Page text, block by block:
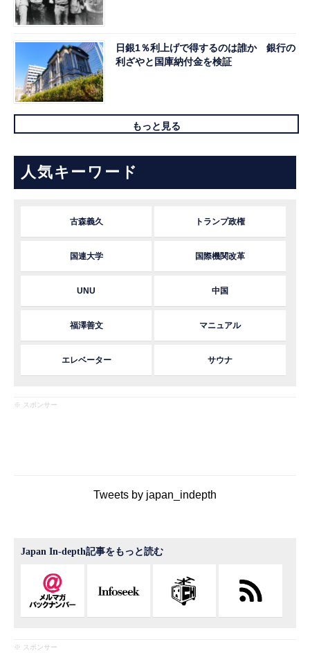
日銀1％利上げで得するのは誰か 銀行の
利ざやと国庫納付金を検証
もっと見る
人気キーワード
古森義久 トランプ政権
国連大学 国際機関改革
UNU 中国
福澤善文 マニュアル
エレベーター サウナ
※ スポンサー
Tweets by japan_indepth
Japan In-depth記事をもっと読む
※ スポンサー